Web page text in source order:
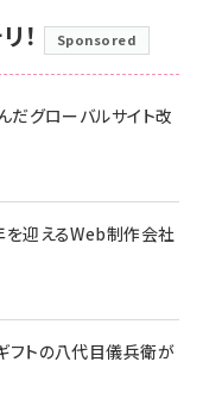
！ Sponsored
グローバルサイト改
を迎えるWeb制作会社
フトの八代目儀兵衛が